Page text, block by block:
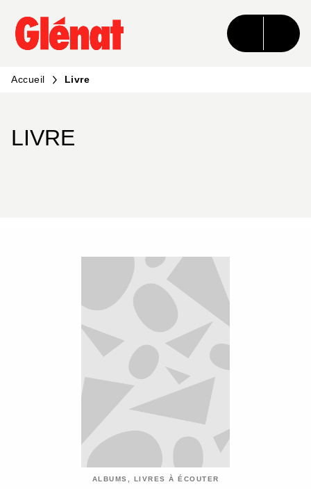
MENU RECHERCHE CONTENU
PIED DE PAGE
Accueil Livre
LIVRE
ALBUMS, LIVRES À ÉCOUTER